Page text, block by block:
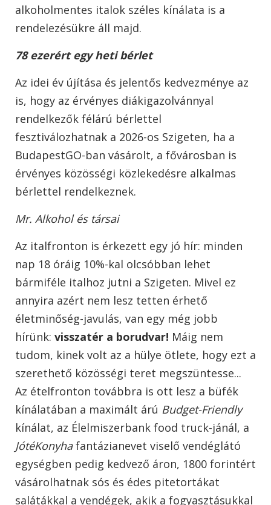
alkoholmentes italok széles kínálata is a
rendelezésükre áll majd.
78 ezerért egy heti bérlet
Az idei év újítása és jelentős kedvezménye az
is, hogy az érvényes diákigazolvánnyal
rendelkezők félárú bérlettel
fesztiválozhatnak a 2026-os Szigeten, ha a
BudapestGO-ban vásárolt, a fővárosban is
érvényes közösségi közlekedésre alkalmas
bérlettel rendelkeznek.
Mr. Alkohol és társai
Az italfronton is érkezett egy jó hír: minden
nap 18 óráig 10%-kal olcsóbban lehet
bármiféle italhoz jutni a Szigeten. Mivel ez
annyira azért nem lesz tetten érhető
életminőség-javulás, van egy még jobb
hírünk: visszatér a borudvar! Máig nem
tudom, kinek volt az a hülye ötlete, hogy ezt a
szerethető közösségi teret megszüntesse...
Az ételfronton továbbra is ott lesz a büfék
kínálatában a maximált árú Budget-Friendly
kínálat, az Élelmiszerbank food truck-jánál, a
JótéKonyhafantázianevet viselő vendéglátó
egységben pedig kedvező áron, 1800 forintért
vásárolhatnak sós és édes pitetortákat
salátákkal a vendégek, akik a fogyasztásukkal